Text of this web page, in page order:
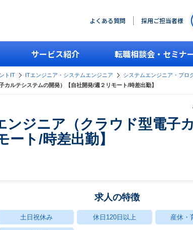
よくある質問 採用ご担当者様
サービス紹介 転職相談会・セミナ
トIT ITエンジニア・システムエンジニア システムエンジニア・プロ
カルテシステムの開発）【自社開発/週２リモート/時差出勤】
ンジニア（クラウド型電子
ート/時差出勤】
求人の特徴
土日祝休み 休日120日以上 産休・